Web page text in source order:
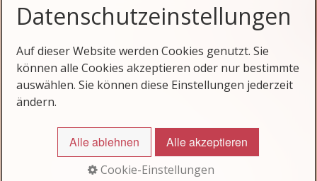
Datenschutzeinstellungen
Auf dieser Website werden Cookies genutzt. Sie
können alle Cookies akzeptieren oder nur bestimmte
auswählen. Sie können diese Einstellungen jederzeit
ändern.
Alle ablehnen Alle akzeptieren
Cookie-Einstellungen